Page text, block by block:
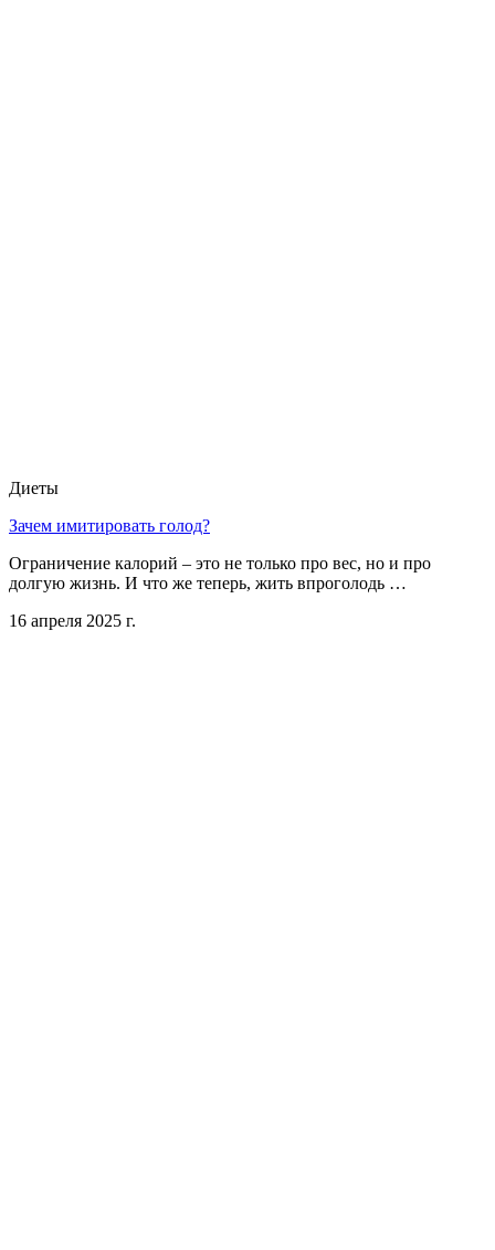
Диеты
Зачем имитировать голод?
Ограничение калорий – это не только про вес, но и про
долгую жизнь. И что же теперь, жить впроголодь …
16 апреля 2025 г.